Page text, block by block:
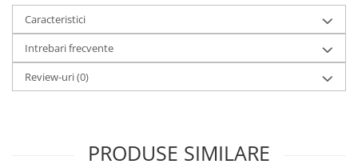
Incaltaminte de lucru si protectie
Incaltaminte de oras si munte
Echipamente medicale
Manusi de protectie
Caracteristici
Intrebari frecvente
Review-uri(0)
PRODUSE SIMILARE